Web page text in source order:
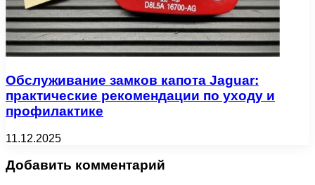
Обслуживание замков капота Jaguar:
практические рекомендации по уходу и
профилактике
11.12.2025
Добавить комментарий